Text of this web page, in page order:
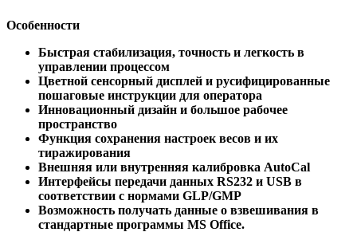
Особенности
Быстрая стабилизация, точность и легкость в
управлении процессом
Цветной сенсорный дисплей и русифицированные
пошаговые инструкции для оператора
Инновационный дизайн и большое рабочее
пространство
Функция сохранения настроек весов и их
тиражирования
Внешняя или внутренняя калибровка AutoCal
Интерфейсы передачи данных RS232 и USB в
соответствии с нормами GLP/GMP
Возможность получать данные о взвешивания в
стандартные программы MS Office.